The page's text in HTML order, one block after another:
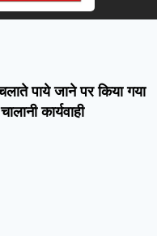
चलाते पाये जाने पर किया गया
कार्यवाही